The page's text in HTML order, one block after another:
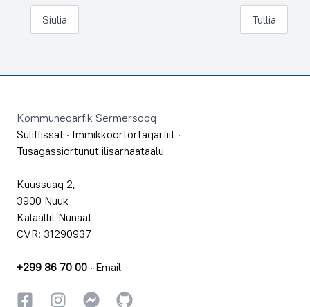
Siulia Tullia
Kommuneqarfik Sermersooq
Suliffissat · Immikkoortortaqarfiit ·
Tusagassiortunut ilisarnaataalu
Kuussuaq 2,
3900 Nuuk
Kalaallit Nunaat
CVR: 31290937
+299 36 70 00 · Email
FacebookkiInstagrammiInstagrammi
GitHub